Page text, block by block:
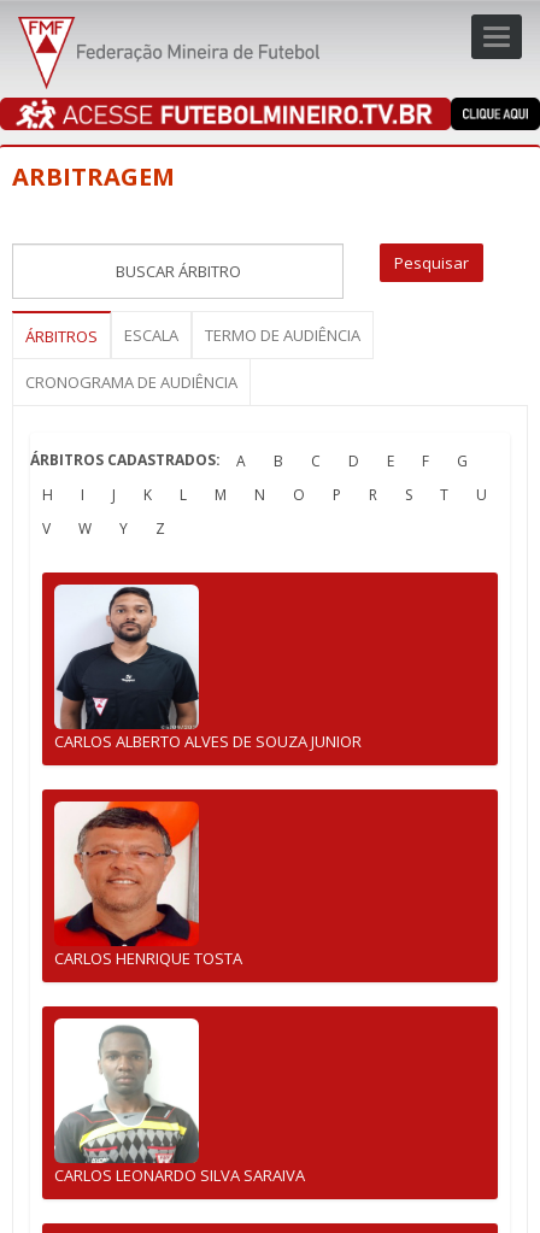
ARBITRAGEM
ÁRBITROS ESCALA TERMO DE AUDIÊNCIA
CRONOGRAMA DE AUDIÊNCIA
ÁRBITROS CADASTRADOS: A B C D E F
G
H
I J K L M N O P R S T
U
V
W Y Z
CARLOS ALBERTO ALVES DE SOUZA JUNIOR
CARLOS HENRIQUE TOSTA
CARLOS LEONARDO SILVA SARAIVA